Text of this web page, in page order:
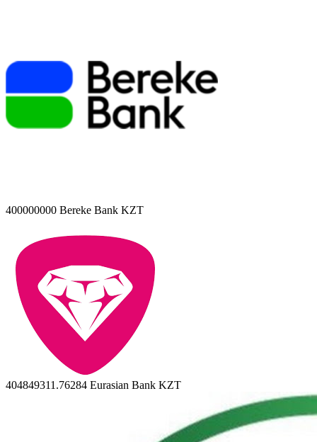
400000000 Bereke Bank KZT
404849311.76284 Eurasian Bank KZT